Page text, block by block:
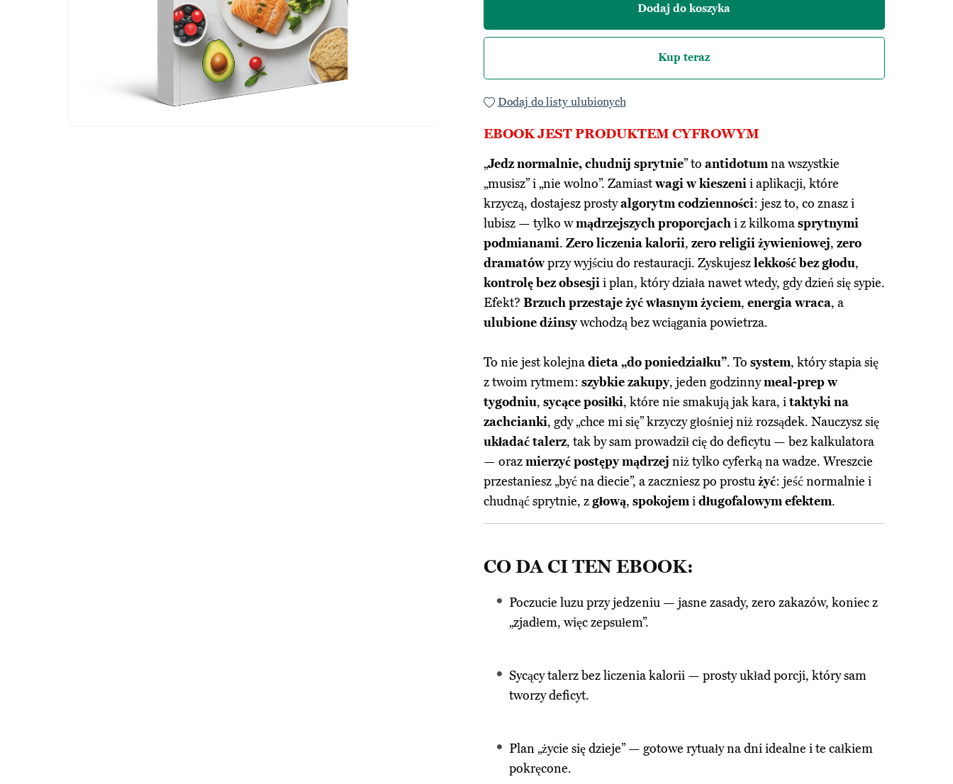
Dodaj do koszyka
Kup teraz
Dodaj do listy ulubionych
EBOOK JEST PRODUKTEM CYFROWYM
„Jedz normalnie, chudnij sprytnie” to antidotumna wszystkie
„musisz” i „nie wolno”. Zamiastwagi w kieszenii aplikacji, które
krzyczą, dostajesz prostyalgorytm codzienności: jesz to, co znasz i
lubisz — tylko wmądrzejszych proporcjachi z kilkomasprytnymi
podmianami. Zero liczenia kalorii, zero religii żywieniowej, zero
dramatówprzy wyjściu do restauracji. Zyskujeszlekkość bez głodu,
kontrolę bez obsesjii plan, który działa nawet wtedy, gdy dzień się sypie.
Efekt? Brzuch przestaje żyć własnym życiem, energia wraca, a
ulubione dżinsywchodzą bez wciągania powietrza.
To nie jest kolejnadieta „do poniedziałku”. To system, który stapia się
z twoim rytmem: szybkie zakupy, jeden godzinnymeal-prep w
tygodniu, sycące posiłki, które nie smakują jak kara, itaktyki na
zachcianki, gdy „chce mi się” krzyczy głośniej niż rozsądek. Nauczysz się
układać talerz, tak by sam prowadził cię do deficytu — bez kalkulatora
— orazmierzyć postępy mądrzej niż tylko cyferką na wadze. Wreszcie
przestaniesz „być na diecie”, a zaczniesz po prostużyć: jeść normalnie i
chudnąć sprytnie, zgłową, spokojemidługofalowym efektem.
CO DA CI TEN EBOOK:
Poczucie luzu przy jedzeniu — jasne zasady, zero zakazów, koniec z
„zjadłem, więc zepsułem”.
Sycący talerz bez liczenia kalorii — prosty układ porcji, który sam
tworzy deficyt.
Plan „życie się dzieje” — gotowe rytuały na dni idealne i te całkiem
pokręcone.